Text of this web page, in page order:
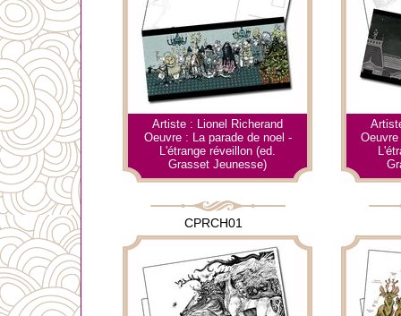
Artiste : Lionel Richerand
Oeuvre : La parade de noel -
L'étrange réveillon (ed.
Grasset Jeunesse)
CPRCH01